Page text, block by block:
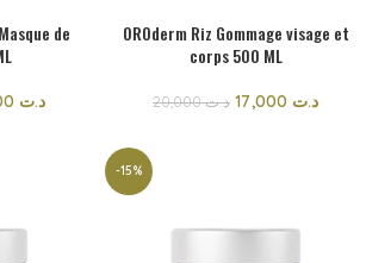
de
د.ت
OROderm Riz Gommage visage et
corps 500 ML
د.ت20,000 د.ت
-15%